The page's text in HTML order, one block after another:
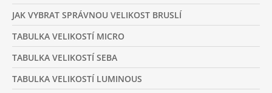
JAK VYBRAT SPRÁVNOU VELIKOST BRUSLÍ
TABULKA VELIKOSTÍ MICRO
TABULKA VELIKOSTÍ SEBA
TABULKA VELIKOSTÍ LUMINOUS